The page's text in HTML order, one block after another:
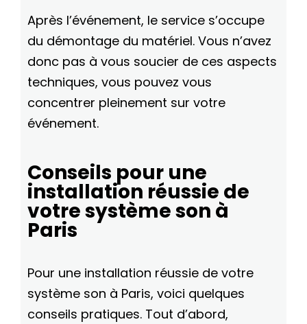
Après l’événement, le service s’occupe
du démontage du matériel. Vous n’avez
donc pas à vous soucier de ces aspects
techniques, vous pouvez vous
concentrer pleinement sur votre
événement.
Conseils pour une
installation réussie de
votre système son à
Paris
Pour une installation réussie de votre
système son à Paris, voici quelques
conseils pratiques. Tout d’abord,